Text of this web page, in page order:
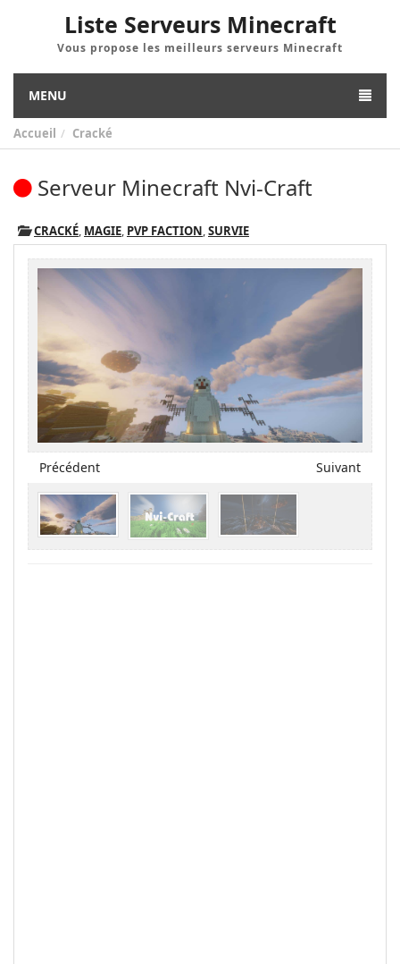
Liste Serveurs Minecraft
Vous propose les meilleurs serveurs Minecraft
MENU
Accueil Cracké
Serveur Minecraft Nvi-Craft
CRACKÉ, MAGIE, PVP FACTION,SURVIE
Précédent Suivant